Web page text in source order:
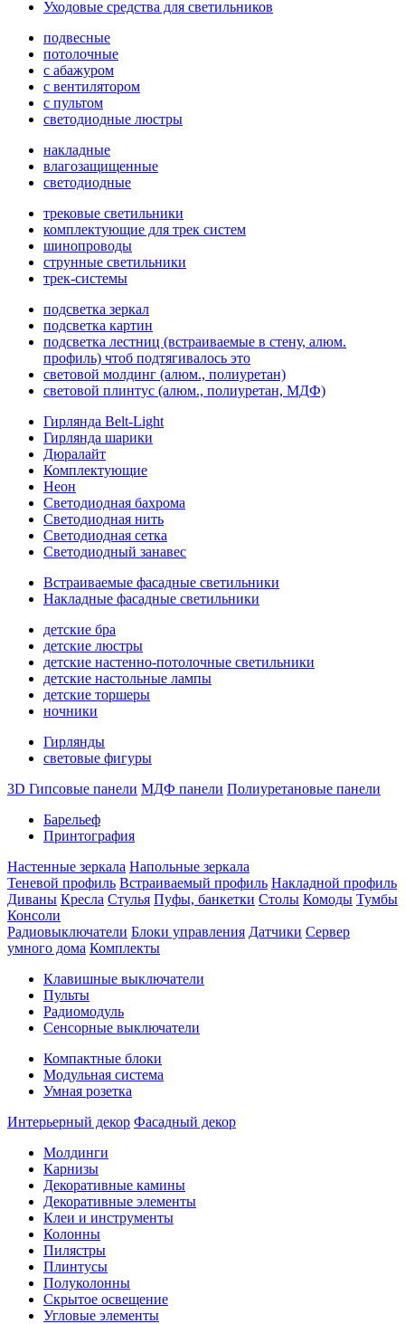
Уходовые средства для светильников
подвесные
потолочные
с абажуром
с вентилятором
с пультом
светодиодные люстры
накладные
влагозащищенные
светодиодные
трековые светильники
комплектующие для трек систем
шинопроводы
струнные светильники
трек-системы
подсветка зеркал
подсветка картин
подсветка лестниц (встраиваемые в стену, алюм.
профиль) чтоб подтягивалось это
световой молдинг (алюм., полиуретан)
световой плинтус (алюм., полиуретан, МДФ)
Гирлянда Belt-Light
Гирлянда шарики
Дюралайт
Комплектующие
Неон
Светодиодная бахрома
Светодиодная нить
Светодиодная сетка
Светодиодный занавес
Встраиваемые фасадные светильники
Накладные фасадные светильники
детские бра
детские люстры
детские настенно-потолочные светильники
детские настольные лампы
детские торшеры
ночники
Гирлянды
световые фигуры
3D Гипсовые панели МДФ панели Полиуретановые панели
Барельеф
Принтография
Настенные зеркала Напольные зеркала
Теневой профиль Встраиваемый профиль Накладной профиль
Диваны Кресла Стулья Пуфы, банкетки Столы Комоды Тумбы
Консоли
Радиовыключатели Блоки управления Датчики Сервер
умного дома Комплекты
Клавишные выключатели
Пульты
Радиомодуль
Сенсорные выключатели
Компактные блоки
Модульная система
Умная розетка
Интерьерный декор Фасадный декор
Молдинги
Карнизы
Декоративные камины
Декоративные элементы
Клеи и инструменты
Колонны
Пилястры
Плинтусы
Полуколонны
Скрытое освещение
Угловые элементы